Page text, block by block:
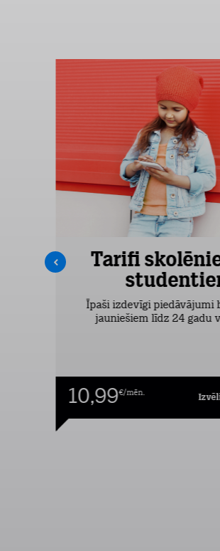
Tarifi
Īpaši izdevīgi piedāvājumi
jauniešiem līdz 24 gadu
10,99€/mēn.